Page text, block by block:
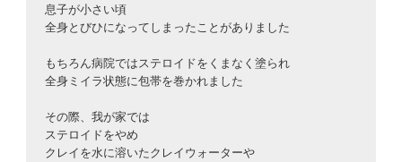
息子が小さい頃
全身とびひになってしまったことがありました
もちろん病院ではステロイドをくまなく塗られ
全身ミイラ状態に包帯を巻かれました
その際、我が家では
ステロイドをやめ
クレイを水に溶いたクレイウォーターや